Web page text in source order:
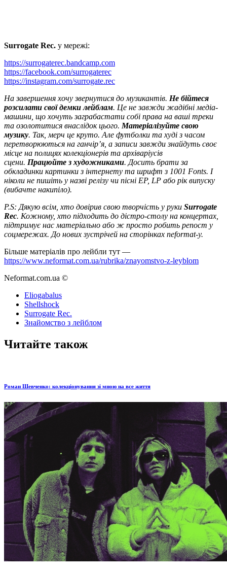
Surrogate Rec. у мережі:
https://surrogaterec.bandcamp.com
https://facebook.com/surrogaterec
https://instagram.com/surrogate.rec
На завершення хочу звернутися до музикантів. Не бійтеся
розсилати свої демки лейблам. Це не завжди жадібні медіа-
машини, що хочуть заграбастати собі права на ваші треки
та озолотитися внаслідок цього. Матеріалізуйте свою
музику. Так, мерч це круто. Але футболки та худі з часом
перетворюються на ганчір’я, а записи завжди знайдуть своє
місце на полицях колекціонерів та архіваріусів
сцени. Працюйте з художниками. Досить брати за
обкладинки картинки з інтернету та шрифт з 1001 Fonts. І
ніколи не пишіть у назві релізу чи пісні EP, LP або рік випуску
(вибачте накипіло).
P.S: Дякую всім, хто довірив свою творчість у руки Surrogate
Rec. Кожному, хто підходить до дістро-столу на концертах,
підтримує нас матеріально або ж просто робить репост у
соцмережах. До нових зустрічей на сторінках neformat-у.
Більше матеріалів про лейбли тут —
https://www.neformat.com.ua/rubrika/znayomstvo-z-leyblom
Neformat.com.ua ©
Eliogabalus
Shellshock
Surrogate Rec.
Знайомство з лейблом
Читайте також
Роман Шевченко: колекціонування зі мною на все життя